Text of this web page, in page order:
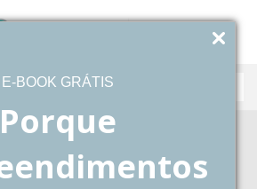
E-BOOK GRÁTIS
Porque
em SÃO PAULO